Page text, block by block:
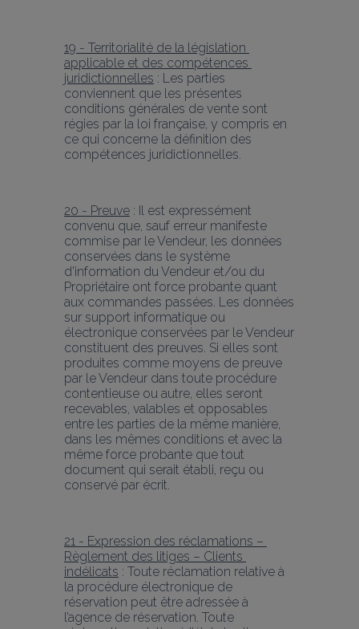
19 - Territorialité de la législation
applicable et des compétences
juridictionnelles : Les parties
conviennent que les présentes
conditions générales de vente sont
régies par la loi française, y compris en
ce qui concerne la définition des
compétences juridictionnelles.
20 - Preuve : Il est expressément
convenu que, sauf erreur manifeste
commise par le Vendeur, les données
conservées dans le système
d'information du Vendeur et/ou du
Propriétaire ont force probante quant
aux commandes passées. Les données
sur support informatique ou
électronique conservées par le Vendeur
constituent des preuves. Si elles sont
produites comme moyens de preuve
par le Vendeur dans toute procédure
contentieuse ou autre, elles seront
recevables, valables et opposables
entre les parties de la même manière,
dans les mêmes conditions et avec la
même force probante que tout
document qui serait établi, reçu ou
conservé par écrit.
21 - Expression des réclamations –
Règlement des litiges – Clients
indélicats : Toute réclamation relative à
la procédure électronique de
réservation peut être adressée à
l’agence de réservation. Toute